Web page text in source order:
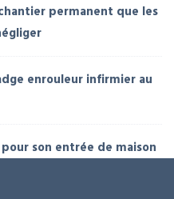
permanent que les
enrouleur infirmier au
son entrée de maison